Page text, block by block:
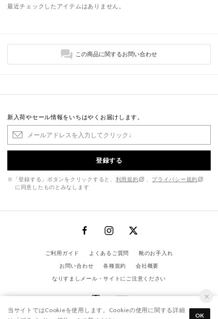
最近チェックしたアイテムはありません。
この商品に関するお問い合わせ
新入荷やセール情報をいちはやくお届けします。
登録する
※「登録する」ボタンをクリックすると、 利用規約
プライバシー規約
に同意したものとみなします
ご利用ガイド よくあるご質問
靴のお手入れ
お問い合わせ
各種規約
会社概要
なりすましメール・サイトにご注意ください
当サイトではCookieを使用します。Cookieの使用に関する詳細
OK